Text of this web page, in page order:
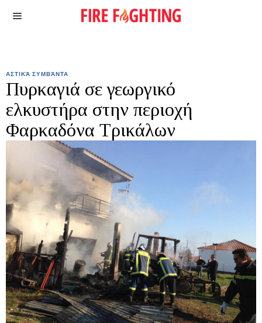
ΑΣΤΙΚΆ ΣΥΜΒΆΝΤΑ
Πυρκαγιά σε γεωργικό
ελκυστήρα στην περιοχή
Φαρκαδόνα Τρικάλων